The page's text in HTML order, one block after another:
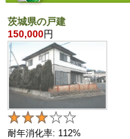
茨城県の戸建
150,000円
耐年消化率: 112%